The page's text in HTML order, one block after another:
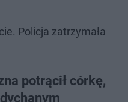
Policja zatrzymała
potrącił córkę,